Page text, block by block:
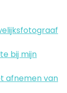
bij mijn
afnemen van